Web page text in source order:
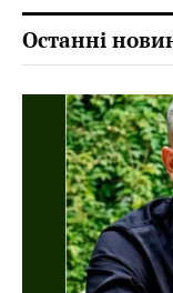
Останні